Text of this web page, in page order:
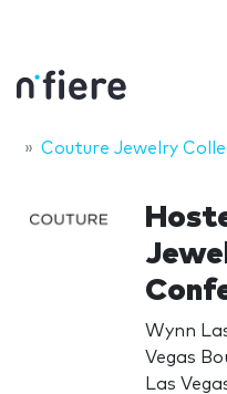
Couture Jewelry
Wynn
Vegas
Las